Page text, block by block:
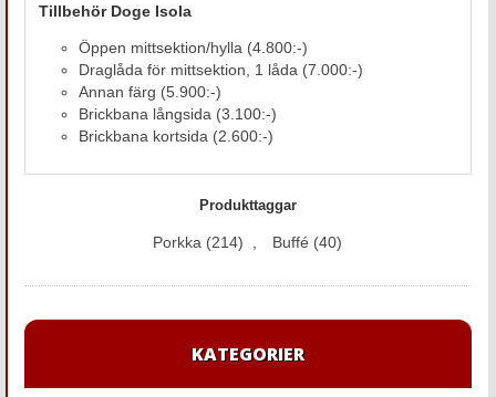
Tillbehör Doge Isola
Öppen mittsektion/hylla (4.800:-)
Draglåda för mittsektion, 1 låda (7.000:-)
Annan färg (5.900:-)
Brickbana långsida (3.100:-)
Brickbana kortsida (2.600:-)
Produkttaggar
Porkka (214) Buffé (40)
KATEGORIER